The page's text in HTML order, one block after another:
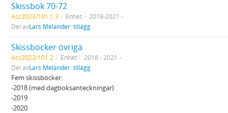
Skissbok 70-72
Acc2023/101:1:3 Enhet
2019-2021
Del avLars Melander: tillägg
Skissböcker övriga
Acc2023/101:2 Enhet
2018 - 2021
Del avLars Melander: tillägg
Fem skissböcker:
-2018 (med dagboksanteckningar)
-2019
-2020